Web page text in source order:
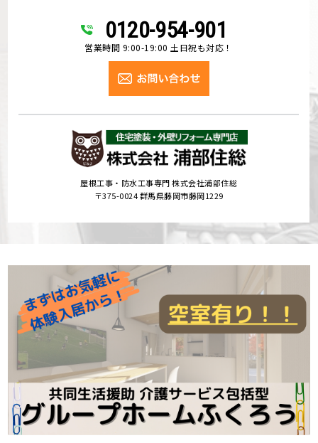
0120-954-901
営業時間 9:00-19:00 土日祝も対応！
屋根工事・防水工事専門 株式会社浦部住総
〒375-0024 群馬県藤岡市藤岡1229